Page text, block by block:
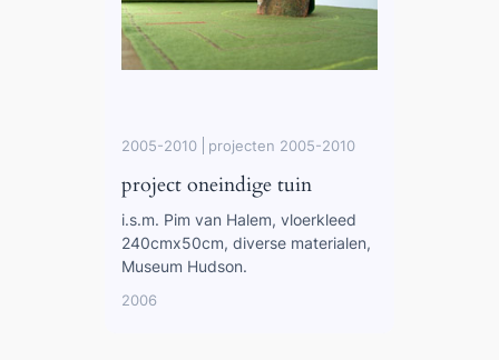
2005-2010 projecten 2005-2010
project oneindige tuin
i.s.m. Pim van Halem, vloerkleed
240cmx50cm, diverse materialen,
Museum Hudson.
2006